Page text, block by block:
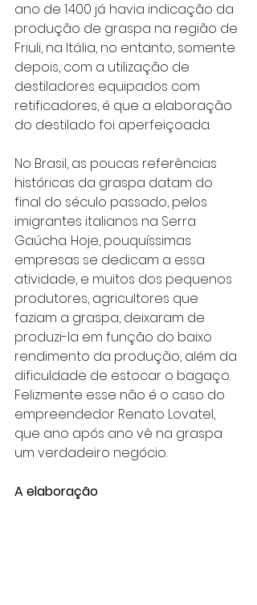
ano de 1.400 já havia indicação da
produção de graspa na região de
Friuli, na Itália, no entanto, somente
depois, com a utilização de
destiladores equipados com
retificadores, é que a elaboração
do destilado foi aperfeiçoada.
No Brasil, as poucas referências
históricas da graspa datam do
final do século passado, pelos
imigrantes italianos na Serra
Gaúcha. Hoje, pouquíssimas
empresas se dedicam a essa
atividade, e muitos dos pequenos
produtores, agricultores que
faziam a graspa, deixaram de
produzi-la em função do baixo
rendimento da produção, além da
dificuldade de estocar o bagaço.
Felizmente esse não é o caso do
empreendedor Renato Lovatel,
que ano após ano vê na graspa
um verdadeiro negócio.
A elaboração